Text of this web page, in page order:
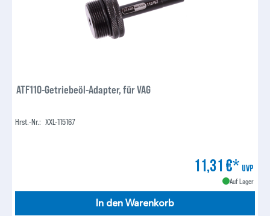
ATF110-Getriebeöl-Adapter, für VAG
Hrst.-Nr.: XXL-115167
11,31 €* UVP
Auf Lager
In den Warenkorb